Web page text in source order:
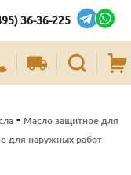
36-36-225
- Масло защитное для
для наружных работ